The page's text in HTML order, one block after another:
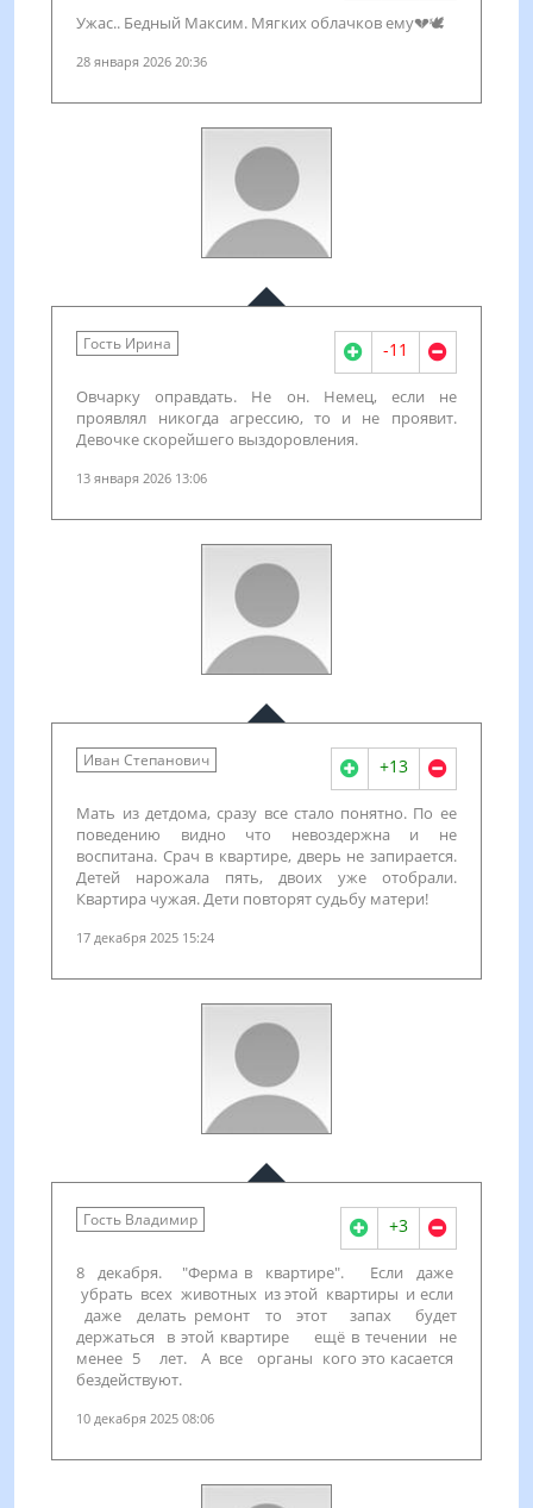
Ужас.. Бедный Максим. Мягких облачков ему💔🕊️
28 января 2026 20:36
Гость Ирина -11
Овчарку оправдать. Не он. Немец, если не
проявлял никогда агрессию, то и не проявит.
Девочке скорейшего выздоровления.
13 января 2026 13:06
Иван Степанович +13
Мать из детдома, сразу все стало понятно. По ее
поведению видно что невоздержна и не
воспитана. Срач в квартире, дверь не запирается.
Детей нарожала пять, двоих уже отобрали.
Квартира чужая. Дети повторят судьбу матери!
17 декабря 2025 15:24
Гость Владимир +3
8 декабря. "Ферма в квартире". Если даже
убрать всех животных из этой квартиры и если
даже делать ремонт то этот запах будет
держаться в этой квартире ещё в течении не
менее 5 лет. А все органы кого это касается
бездействуют.
10 декабря 2025 08:06